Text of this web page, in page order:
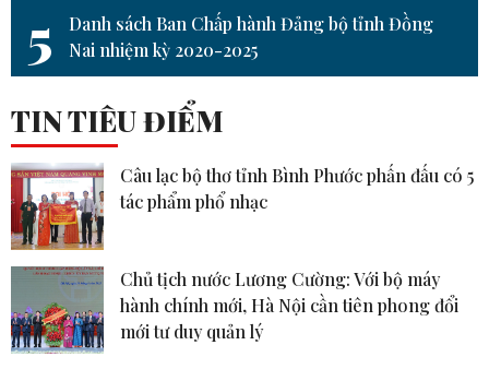
5
Danh sách Ban Chấp hành Đảng bộ tỉnh Đồng
Nai nhiệm kỳ 2020-2025
TIN TIÊU ĐIỂM
Câu lạc bộ thơ tỉnh Bình Phước phấn đấu có 5
tác phẩm phổ nhạc
Chủ tịch nước Lương Cường: Với bộ máy
hành chính mới, Hà Nội cần tiên phong đổi
mới tư duy quản lý